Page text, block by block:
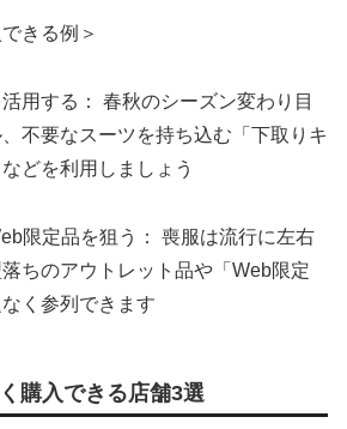
きる例＞
用する： 春秋のシーズン変わり目
不要なスーツを持ち込む「下取りキ
どを利用しましょう
限定品を狙う： 喪服は流行に左右
ちのアウトレット品や「Web限定
く参列できます
購入できる店舗3選